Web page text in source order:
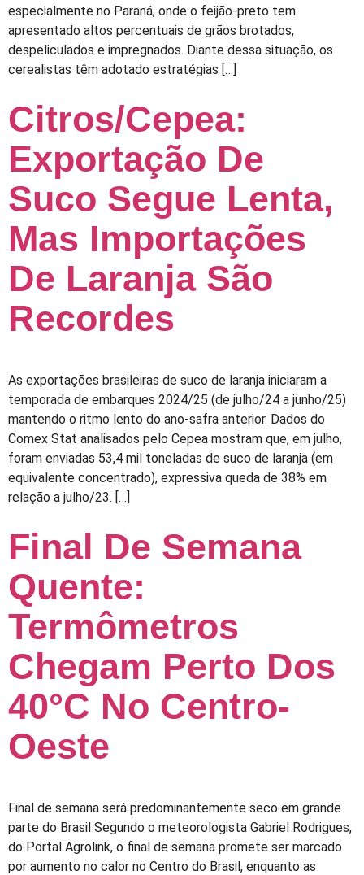
especialmente no Paraná, onde o feijão-preto tem
apresentado altos percentuais de grãos brotados,
despeliculados e impregnados. Diante dessa situação, os
cerealistas têm adotado estratégias […]
Citros/Cepea:
Exportação De
Suco Segue Lenta,
Mas Importações
De Laranja São
Recordes
As exportações brasileiras de suco de laranja iniciaram a
temporada de embarques 2024/25 (de julho/24 a junho/25)
mantendo o ritmo lento do ano-safra anterior. Dados do
Comex Stat analisados pelo Cepea mostram que, em julho,
foram enviadas 53,4 mil toneladas de suco de laranja (em
equivalente concentrado), expressiva queda de 38% em
relação a julho/23. […]
Final De Semana
Quente:
Termômetros
Chegam Perto Dos
40°C No Centro-
Oeste
Final de semana será predominantemente seco em grande
parte do Brasil Segundo o meteorologista Gabriel Rodrigues,
do Portal Agrolink, o final de semana promete ser marcado
por aumento no calor no Centro do Brasil, enquanto as